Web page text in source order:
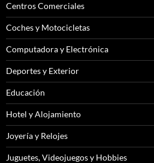
Centros Comerciales
Coches y Motocicletas
Computadora y Electrónica
Deportes y Exterior
Educación
Hotel y Alojamiento
Joyería y Relojes
Juguetes, Videojuegos y Hobbies